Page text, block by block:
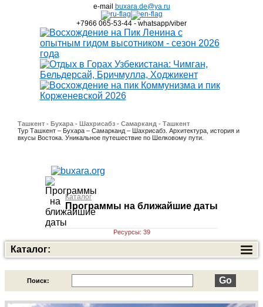
e-mail buxara.de@ya.ru
+7966 065-53-44 - whatsapp/viber
Ташкент - Бухара - Шахрисабз - Самарканд - Ташкент
Тур Ташкент – Бухара – Самарканд – Шахрисабз. Архитектура, история и
вкусы Востока. Уникальное путешествие по Шелковому пути.
Каталог
Программы на ближайшие даты
Ресурсы: 39
Каталог:
Узбекистан. Фиксированные даты.
Поиск: